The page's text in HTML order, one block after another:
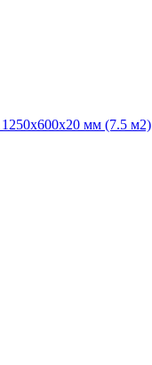
мм (7.5 м2)